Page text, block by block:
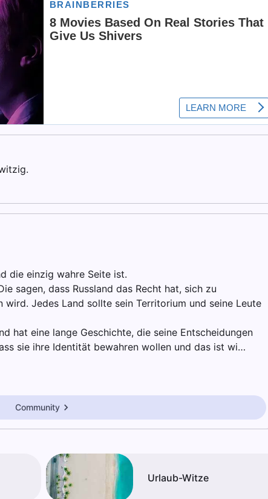
die einzig wahre Seite ist.
sagen, dass Russland das Recht hat, sich zu
Jedes Land sollte sein Territorium und seine Leute
hat eine lange Geschichte, die seine Entscheidungen
sie ihre Identität bewahren wollen und das ist wi…
Community
Urlaub-Witze